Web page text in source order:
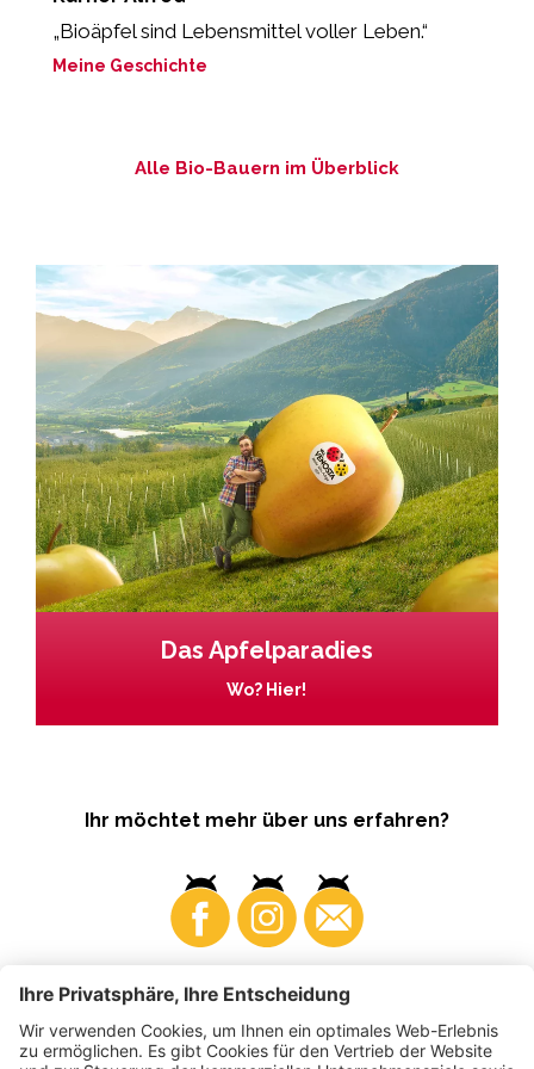
„Bioäpfel sind Lebensmittel voller Leben.“
Meine Geschichte
Alle Bio-Bauern im Überblick
Das Apfelparadies
Wo? Hier!
Ihr möchtet mehr über uns erfahren?
Business Produzenten